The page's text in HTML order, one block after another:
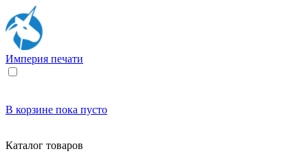
Империя печати
В корзине пока пусто
Каталог товаров